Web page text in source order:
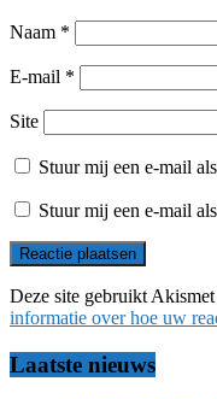
Naam *
E-mail *
Site
Stuur mij een e-mail
Stuur mij een e-mail
Deze site gebruikt
informatie over hoe uw
Laatste nieuws